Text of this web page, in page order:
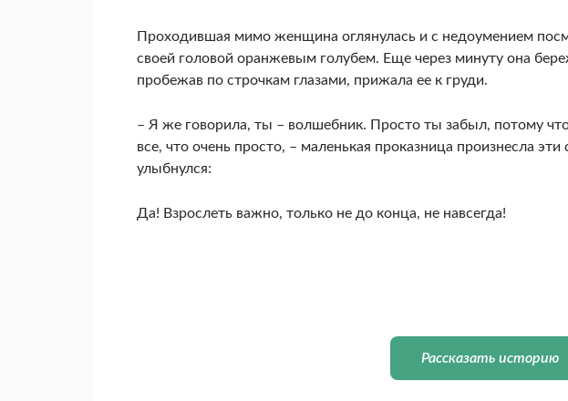
Проходившая мимо женщина оглянулась и с недоумением
своей головой оранжевым голубем. Еще через минуту она
пробежав по строчкам глазами, прижала ее к груди.
– Я же говорила, ты – волшебник. Просто ты забыл, потому
все, что очень просто, – маленькая проказница произнесла
улыбнулся:
Да! Взрослеть важно, только не до конца, не навсегда!
Рассказать историю